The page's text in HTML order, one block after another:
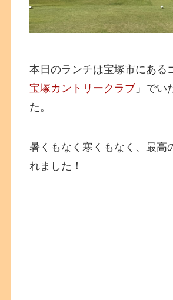
本日のランチは宝塚市にある
宝塚カントリークラブ 」でい
た。
暑くもなく寒くもなく、最高
れました！